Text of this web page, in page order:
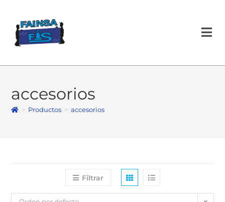
accesorios
> Productos > accesorios
Filtrar